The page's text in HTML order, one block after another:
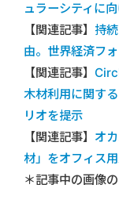
ュラーシティに
【関連記事】 持
由。世界経済フ
【関連記事】
木材利用に関す
リオを提示
【関連記事】 オ
材」をオフィス
＊記事中の画像